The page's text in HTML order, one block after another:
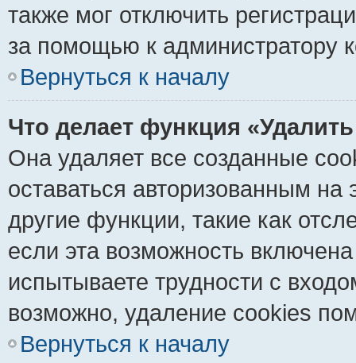
также мог отключить
за помощью к администратору
Вернуться к началу
Что делает функция
Она удаляет все созданные
оставаться авторизованным
другие функции, такие как
если эта возможность
испытываете трудности с
возможно, удаление cookies
Вернуться к началу